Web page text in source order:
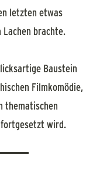
letzten etwas
brachte.
Baustein
Filmkomödie,
thematischen
wird.